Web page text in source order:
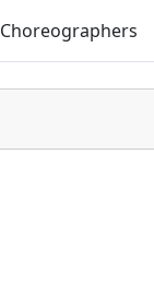
Choreographers